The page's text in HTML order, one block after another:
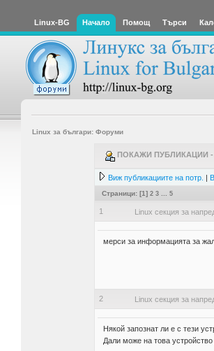
Linux-BG Начало Помощ Търси
Linux за българи: Форуми
ПОКАЖИ ПУБЛИКАЦИИ -
Виж публикациите на потр. |
Страници: [1] 2 3 5
1 Linux секция за
мерси за информацията за
2 Linux секция за
Някой запознат ли е с тези
Дали може на това